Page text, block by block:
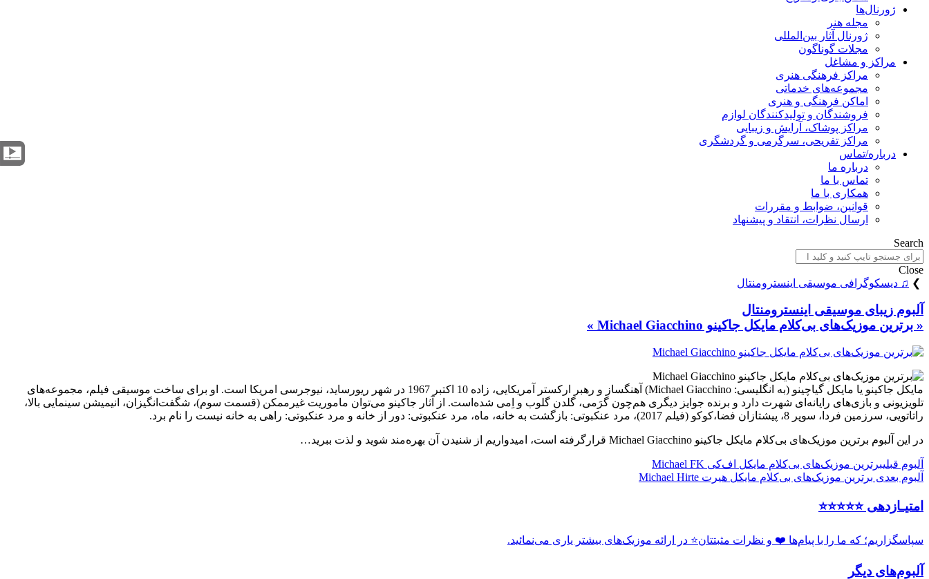
ژورنال‌ها
مجله هنر
ژورنال آثار بین‌المللی
مجلات گوناگون
مراکز و مشاغل
مراکز فرهنگی هنری
مجموعه‌های خدماتی
اماکن فرهنگی و هنری
فروشندگان و تولیدکنندگان لوازم
مراکز پوشاک، آرایش و زیبایی
مراکز تفریحی، سرگرمی و گردشگری
درباره/تماس
درباره ما
تماس با ما
همکاری با ما
قوانین، ضوابط و مقررات
ارسال نظرات، انتقاد و پیشنهاد
Search
Close
❯ ♫ دیسکوگرافی موسیقی اینسترومنتال
آلبوم زیبای موسیقی اینسترومنتال
« برترین موزیک‌های بی‌کلام مایکل جاکینو Michael Giacchino »
مایکل جاکینو یا مایکل گیاچینو (به انگلیسی: Michael Giacchino) آهنگساز و رهبر ارکستر آمریکایی، زاده 10 اکتبر 1967 در شهر ریورساید، نیوجرسی امریکا است. او برای ساخت موسیقی فیلم، مجموعه‌های
تلویزیونی و بازی‌های رایانه‌ای شهرت دارد و برنده جوایز دیگری هم‌چون گرَمی، گلدن گلوب و اِمی شده‌است. از آثار جاکینو می‌توان ماموریت غیرممکن (قسمت سوم)، شگفت‌انگیزان، انیمیشن سینمایی بالا،
راتاتویی، سرزمین فردا، سوپر 8، پیشتازان فضا،کوکو (فیلم 2017)، مرد عنکبوتی: بازگشت به خانه، ماه، مرد عنکبوتی: دور از خانه و مرد عنکبوتی: راهی به خانه نیست را نام برد.
در این آلبوم برترین موزیک‌های بی‌کلام مایکل جاکینو Michael Giacchino قرارگرفته است، امیدواریم از شنیدن آن بهره‌مند شوید و لذت ببرید…
آلبوم قبلیبرترین موزیک‌های بی‌کلام مایکل اف‌کی Michael FK
آلبوم بعدی برترین موزیک‌های بی‌کلام مایکل هیرت Michael Hirte
امتیـازدهی ⭐️⭐️⭐️⭐️⭐️
سپاسگزاریم؛ که ما را با پیام‌ها ❤️ و نظرات مثبتتان⭐️ در ارائه موزیک‌های بیشتر یاری می‌نمائید.
آلبوم‌های دیگر